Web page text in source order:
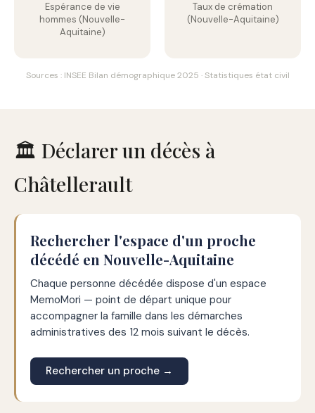
Espérance de vie
hommes (Nouvelle-
Aquitaine)
Taux de crémation
(Nouvelle-Aquitaine)
Sources : INSEE Bilan démographique 2025 · Statistiques état civil
🏛️ Déclarer un décès à
Châtellerault
Rechercher l'espace d'un proche
décédé en Nouvelle-Aquitaine
Chaque personne décédée dispose d'un espace
MemoMori — point de départ unique pour
accompagner la famille dans les démarches
administratives des 12 mois suivant le décès.
Rechercher un proche →